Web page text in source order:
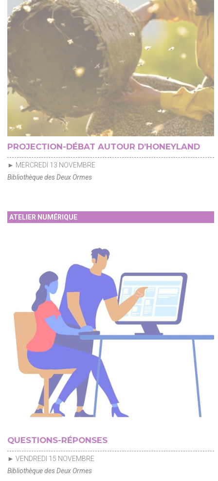
PROJECTION-DÉBAT AUTOUR D’HONEYLAND
► MERCREDI 13 NOVEMBRE
Bibliothèque des Deux Ormes
ATELIER NUMÉRIQUE
QUESTIONS-RÉPONSES
► VENDREDI 15 NOVEMBRE
Bibliothèque des Deux Ormes